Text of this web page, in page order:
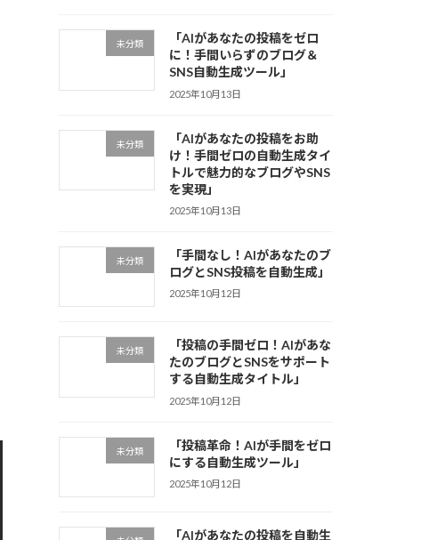
未分類
「AIがあなたの投稿をゼロ
に！手間いらずのブログ＆
SNS自動生成ツール」
2025年10月13日
未分類
「AIがあなたの投稿をお助
け！手間ゼロの自動生成タイ
トルで魅力的なブログやSNS
を実現」
2025年10月13日
未分類
「手間なし！AIがあなたのブ
ログとSNS投稿を自動生成」
2025年10月12日
未分類
「投稿の手間ゼロ！AIがあな
たのブログとSNSをサポート
する自動生成タイトル」
2025年10月12日
未分類
「投稿革命！AIが手間をゼロ
にする自動生成ツール」
2025年10月12日
「AIがあなたの投稿を自動生